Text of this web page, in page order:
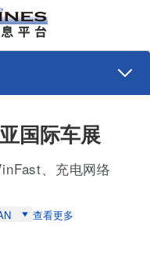
国际车展
、充电网络
查看更多